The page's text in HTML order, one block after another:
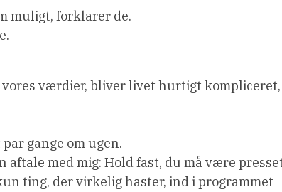
muligt, forklarer de.
vores værdier, bliver livet hurtigt kompliceret,
gange om ugen.
med mig: Hold fast, du må være
ting, der virkelig haster, ind i programmet